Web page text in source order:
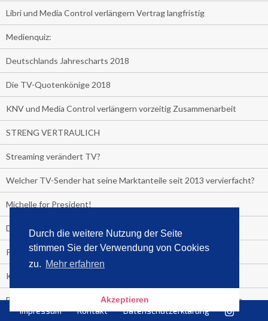
Durch die weitere Nutzung der Seite
stimmen Sie der Verwendung von Cookies
zu. Mehr erfahren
Akzeptieren
Libri und Media Control verlängern Vertrag langfristig
Medienquiz:
Deutschlands Jahrescharts 2018
Die TV-Quotenkönige 2018
KNV und Media Control verlängern vorzeitig Zusammenarbeit
STRENG VERTRAULICH
Streaming verändert TV?
Welcher TV-Sender hat seine Marktanteile seit 2013 vervierfacht?
Michelle for President!
Das gruseligste Buch aller Zeiten
Promi-Biografien
Kerkeling erhält Spitzenfeder für meistverkauftes Buch
Börsenverein und MVB verlängern vorzeitig Verträge mit Media
Control bis 2024
Impressum Kontakt Datenschutzerklärung